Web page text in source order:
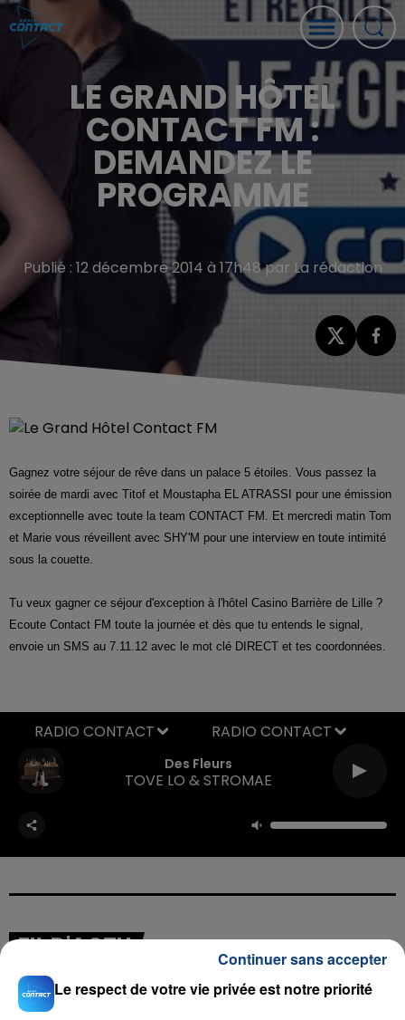
LE GRAND HÔTEL
CONTACT FM :
DEMANDEZ LE
PROGRAMME
Publié : 12 décembre 2014 à 17h48 par La rédaction
Gagnez votre séjour de rêve dans un palace 5 étoiles. Vous passez la
soirée de mardi avec Titof et Moustapha EL ATRASSI pour une émission
exceptionnelle avec toute la team CONTACT FM. Et mercredi matin Tom
et Marie vous réveillent avec SHY'M pour une interview en toute intimité
sous la couette.
Tu veux gagner ce séjour d'exception à l'hôtel Casino Barrière de Lille ?
Ecoute Contact FM toute la journée et dès que tu entends le signal,
envoie un SMS au 7.11.12 avec le mot clé DIRECT et tes coordonnées.
Des Fleurs
TOVE LO & STROMAE
RADIO CONTACT
FIL D'ACTU
Le respect de votre vie privée est notre priorité
Continuer sans accepter